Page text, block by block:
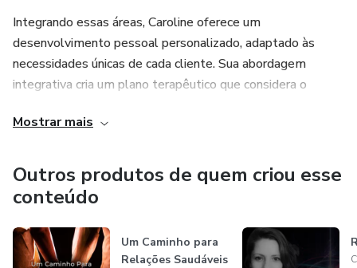
Integrando essas áreas, Caroline oferece um
desenvolvimento pessoal personalizado, adaptado às
necessidades únicas de cada cliente. Sua abordagem
integrativa cria um plano terapêutico que considera o
emocional, mental e espiritual.
Missão: Direcionar as pessoas para uma nova postura
diante da vida, possibilitando relacionamentos mais leves e
uma existência mais próspera e feliz. Caroline acredita que,
ao despertar o autoconhecimento e a autoconfiança, é
possível alcançar uma vida plena e equilibrada.
Mostrar mais
Outros produtos de quem criou esse
conteúdo
Um Caminho para
Relações Saudáveis